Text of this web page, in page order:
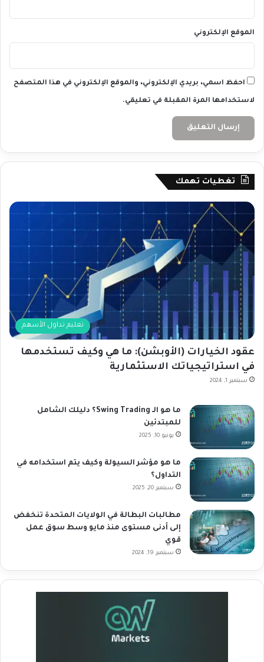
الموقع الإلكتروني
احفظ اسمي، بريدي الإلكتروني، والموقع الإلكتروني في هذا المتصفح
لاستخدامها المرة المقبلة في تعليقي.
تغطيات تهمك
تعليم تداول الأسهم
عقود الخيارات (الأوبشن): ما هي وكيف تستخدمها
في استراتيجياتك الاستثمارية
سبتمبر 1, 2024
ما هو الـ Swing Trading؟ دليلك الشامل
للمبتدئين
يونيو 10, 2025
ما هو مؤشر السيولة وكيف يتم استخدامه في
التداول؟
سبتمبر 20, 2025
مطالبات البطالة في الولايات المتحدة تنخفض
إلى أدنى مستوى منذ مايو وسط سوق عمل
قوي
سبتمبر 19, 2024